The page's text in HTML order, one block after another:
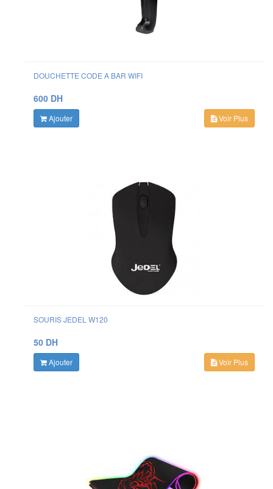
DOUCHETTE CODE A BAR WIFI
600 DH
Ajouter Voir Plus
SOURIS JEDEL W120
50 DH
Ajouter Voir Plus